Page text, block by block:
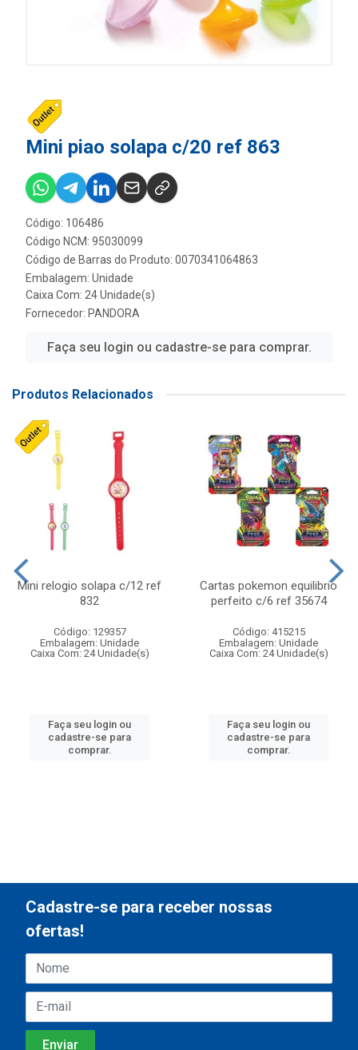
Mini piao solapa c/20 ref 863
Código: 106486
Código NCM: 95030099
Código de Barras do Produto: 0070341064863
Embalagem: Unidade
Caixa Com: 24 Unidade(s)
Fornecedor: PANDORA
Faça seu login ou cadastre-se para comprar.
Produtos Relacionados
Mini relogio solapa c/12 ref
832
Código: 129357
Embalagem: Unidade
Caixa Com: 24 Unidade(s)
Faça seu login ou
cadastre-se para
comprar.
Cartas pokemon equilibrio
perfeito c/6 ref 35674
Código: 415215
Embalagem: Unidade
Caixa Com: 24 Unidade(s)
Faça seu login ou
cadastre-se para
comprar.
Cadastre-se para receber nossas
ofertas!